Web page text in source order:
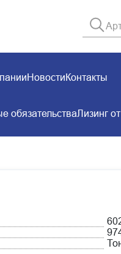
НовостиКонтакты
обязательстваЛизинг